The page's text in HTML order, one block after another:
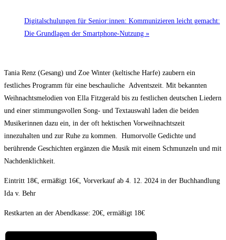
Digitalschulungen für Senior:innen: Kommunizieren leicht gemacht:
Die Grundlagen der Smartphone-Nutzung »
Tania Renz (Gesang) und Zoe Winter (keltische Harfe) zaubern ein
festliches Programm für eine beschauliche Adventszeit. Mit bekannten
Weihnachtsmelodien von Ella Fitzgerald bis zu festlichen deutschen Liedern
und einer stimmungsvollen Song- und Textauswahl laden die beiden
Musikerinnen dazu ein, in der oft hektischen Vorweihnachtszeit
innezuhalten und zur Ruhe zu kommen. Humorvolle Gedichte und
berührende Geschichten ergänzen die Musik mit einem Schmunzeln und mit
Nachdenklichkeit.
Eintritt 18€, ermäßigt 16€, Vorverkauf ab 4. 12. 2024 in der Buchhandlung
Ida v. Behr
Restkarten an der Abendkasse: 20€, ermäßigt 18€